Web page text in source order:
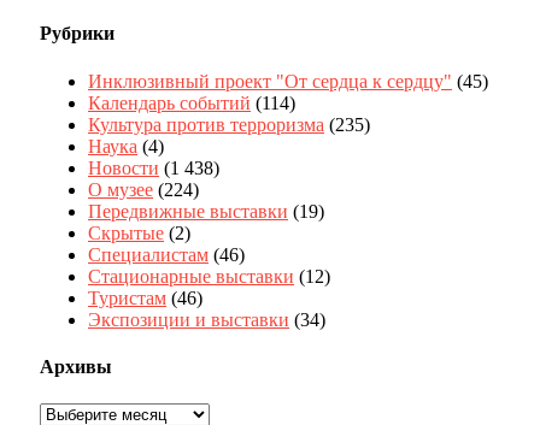
Рубрики
Инклюзивный проект "От сердца к сердцу" (45)
Календарь событий (114)
Культура против терроризма (235)
Наука (4)
Новости (1 438)
О музее (224)
Передвижные выставки (19)
Скрытые (2)
Специалистам (46)
Стационарные выставки (12)
Туристам (46)
Экспозиции и выставки (34)
Архивы
Архивы